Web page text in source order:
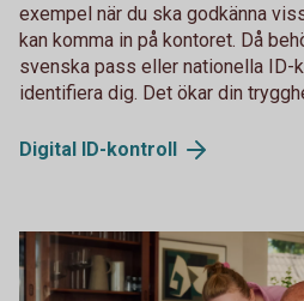
exempel när du ska godkänna
kan komma in på kontoret. Då
svenska pass eller nationella ID-
identifiera dig. Det ökar din
Digital ID-kontroll